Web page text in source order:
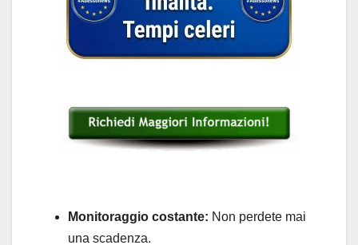
Monitoraggio costante: Non perdete mai
una scadenza.